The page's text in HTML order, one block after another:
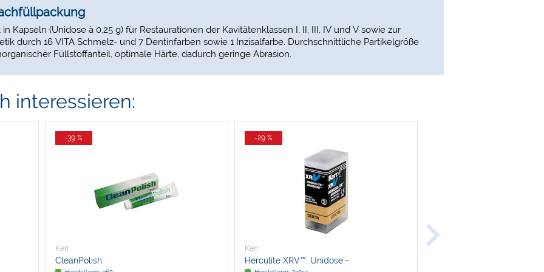
Kapseln (Unidose à 0,25 g) für Restaurationen der Kavitätenklassen I, II, III, IV und V sowie zur
durch 16 VITA Schmelz- und 7 Dentinfarben sowie 1 Inzisalfarbe. Durchschnittliche Partikelgröße
Füllstoffanteil, optimale Härte, dadurch geringe Abrasion.
interessieren:
-39 %
Kerr
CleanPolish
-29 %
Kerr
Herculite XRV™, Unidose -